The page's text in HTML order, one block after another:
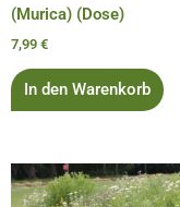
(Murica) (Dose)
7,99 €
In den Warenkorb